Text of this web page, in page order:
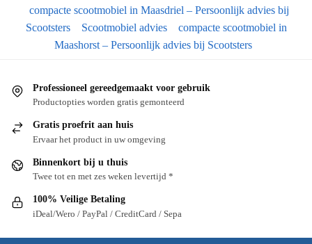
compacte scootmobiel in Maasdriel – Persoonlijk advies bij
Scootsters
Scootmobiel advies
compacte scootmobiel in
Maashorst – Persoonlijk advies bij Scootsters
Professioneel gereedgemaakt voor gebruik
Productopties worden gratis gemonteerd
Gratis proefrit aan huis
Ervaar het product in uw omgeving
Binnenkort bij u thuis
Twee tot en met zes weken levertijd *
100% Veilige Betaling
iDeal/Wero / PayPal / CreditCard / Sepa